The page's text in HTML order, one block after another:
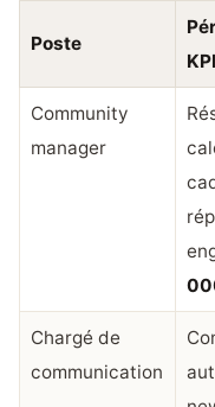
Poste
Community
manager
Chargé de
communication